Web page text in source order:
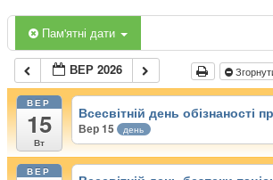
Пам'ятні дати
ВЕР 2026
ВЕР
15
Вт
Всесвітній день обізнаності
Вер 15 день
ВЕР